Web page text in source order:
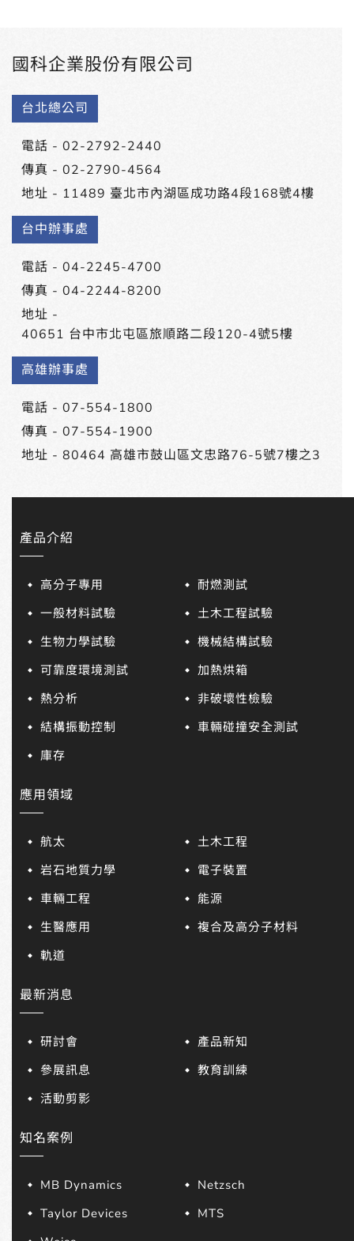
國科企業股份有限公司
台北總公司
電話 - 02-2792-2440
傳真 - 02-2790-4564
地址 - 11489 臺北市內湖區成功路4段168號4樓
台中辦事處
電話 - 04-2245-4700
傳真 - 04-2244-8200
地址 -
40651 台中市北屯區旅順路二段120-4號5樓
高雄辦事處
電話 - 07-554-1800
傳真 - 07-554-1900
地址 - 80464 高雄市鼓山區文忠路76-5號7樓之3
產品介紹
高分子專用
耐燃測試
一般材料試驗
土木工程試驗
生物力學試驗
機械結構試驗
可靠度環境測試
加熱烘箱
熱分析
非破壞性檢驗
結構振動控制
車輛碰撞安全測試
庫存
應用領域
航太
土木工程
岩石地質力學
電子裝置
車輛工程
能源
生醫應用
複合及高分子材料
軌道
最新消息
研討會
產品新知
參展訊息
教育訓練
活動剪影
知名案例
MB Dynamics
Netzsch
Taylor Devices
MTS